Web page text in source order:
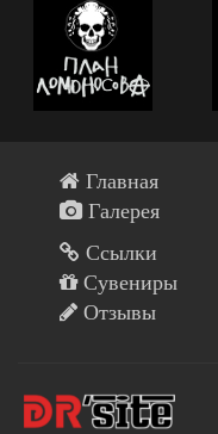
Главная
Галерея
Ссылки
Сувениры
Отзывы